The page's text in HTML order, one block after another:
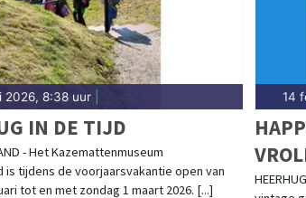
2026, 8:38 uur
IN DE TIJD
- Het Kazemattenmuseum
is tijdens de voorjaarsvakantie open van
tot en met zondag 1 maart 2026. [...]
14